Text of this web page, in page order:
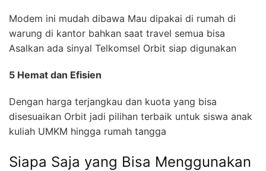
Modem ini mudah dibawa Mau dipakai di rumah di
warung di kantor bahkan saat travel semua bisa
Asalkan ada sinyal Telkomsel Orbit siap digunakan
5 Hemat dan Efisien
Dengan harga terjangkau dan kuota yang bisa
disesuaikan Orbit jadi pilihan terbaik untuk siswa anak
kuliah UMKM hingga rumah tangga
Siapa Saja yang Bisa Menggunakan